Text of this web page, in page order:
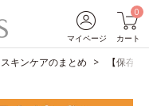
マイページ
0
カート
スキンケアのまとめ 【保存